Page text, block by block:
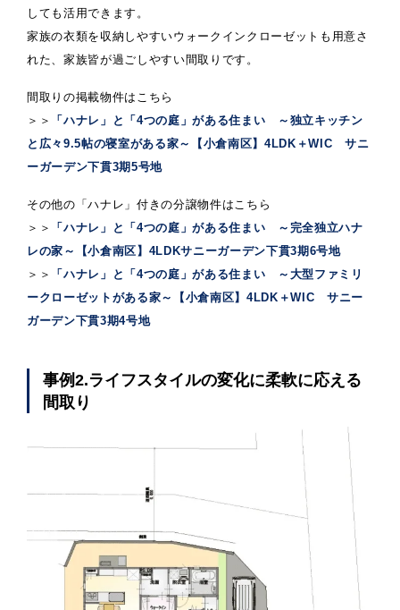
しても活用できます。
家族の衣類を収納しやすいウォークインクローゼットも用意さ
れた、家族皆が過ごしやすい間取りです。
間取りの掲載物件はこちら
＞＞
「ハナレ」と「4つの庭」がある住まい ～独立キッチン
と広々9.5帖の寝室がある家～【小倉南区】4LDK＋WIC サニ
ーガーデン下貫3期5号地
その他の「ハナレ」付きの分譲物件はこちら
＞＞
「ハナレ」と「4つの庭」がある住まい ～完全独立ハナ
レの家～【小倉南区】4LDKサニーガーデン下貫3期6号地
＞＞
「ハナレ」と「4つの庭」がある住まい ～大型ファミリ
ークローゼットがある家～【小倉南区】4LDK＋WIC サニー
ガーデン下貫3期4号地
事例2.ライフスタイルの変化に柔軟に応える
間取り